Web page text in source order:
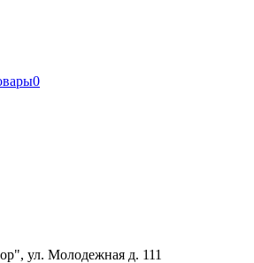
0
ул. Молодежная д. 111